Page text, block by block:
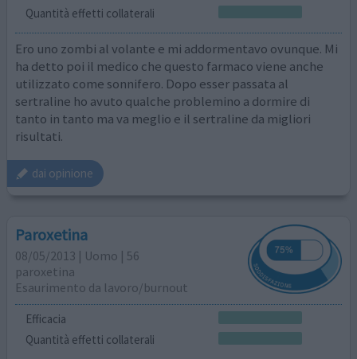
Quantità effetti collaterali
Ero uno zombi al volante e mi addormentavo ovunque. Mi
ha detto poi il medico che questo farmaco viene anche
utilizzato come sonnifero. Dopo esser passata al
sertraline ho avuto qualche problemino a dormire di
tanto in tanto ma va meglio e il sertraline da migliori
risultati.
dai opinione
Paroxetina
08/05/2013 | Uomo | 56
paroxetina
Esaurimento da lavoro/burnout
Efficacia
Quantità effetti collaterali